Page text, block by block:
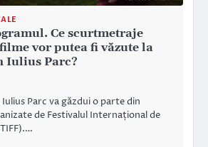
Ce scurtmetraje
vor putea fi văzute la
Iulius Parc?
Parc va găzdui o parte din
de Festivalul Internațional de